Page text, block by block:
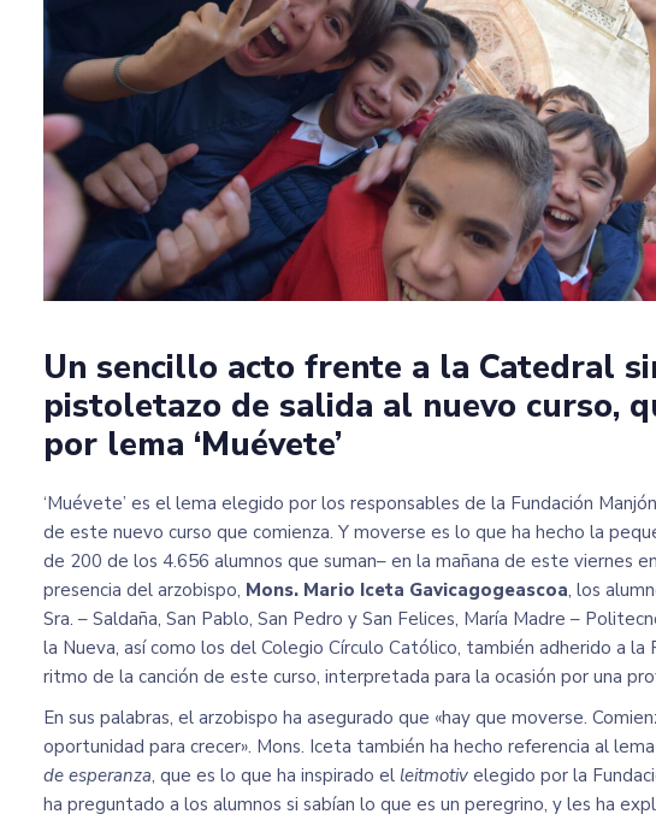
Un sencillo acto frente a la Catedral
pistoletazo de salida al nuevo curso,
por lema ‘Muévete’
‘Muévete’ es el lema elegido por los responsables de la Fundación
de este nuevo curso que comienza. Y moverse es lo que ha hecho la
de 200 de los 4.656 alumnos que suman– en la mañana de este viernes
presencia del arzobispo, Mons. Mario Iceta Gavicagogeascoa, los
Sra. – Saldaña, San Pablo, San Pedro y San Felices, María Madre –
la Nueva, así como los del Colegio Círculo Católico, también adherido a la
ritmo de la canción de este curso, interpretada para la ocasión por una
En sus palabras, el arzobispo ha asegurado que «hay que moverse.
oportunidad para crecer». Mons. Iceta también ha hecho referencia al
de esperanza, que es lo que ha inspirado el leitmotiv elegido por la
ha preguntado a los alumnos si sabían lo que es un peregrino, y les ha